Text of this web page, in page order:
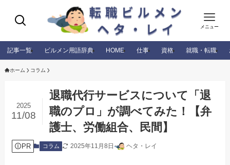
メニュー
記事一覧 ビルメン用語辞典 HOME 仕事 資格 就職・転職
ホーム コラム
退職代行サービスについて「退
職のプロ」が調べてみた！【弁
護士、労働組合、民間】
2025
11/08
PR コラム 2025年11月8日 ヘタ・レイ